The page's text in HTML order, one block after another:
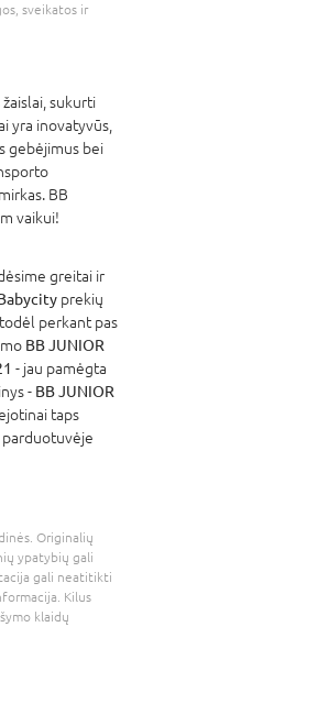
sveikatos ir
sukurti
yra inovatyvūs,
gebėjimus bei
BB
vaikui!
greitai ir
prekių
perkant pas
BB JUNIOR
- jau pamėgta
- BB JUNIOR
taps
Originalių
ypatybių gali
gali neatitikti
Kilus
klaidų